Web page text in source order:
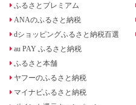
ふるさとプレミアム
ANAのふるさと納税
dショッピングふるさと納税百選
au PAY ふるさと納税
ふるさと本舗
ヤフーのふるさと納税
マイナビふるさと納税